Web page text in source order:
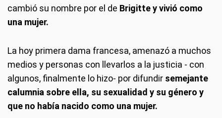
cambió su nombre por el de Brigitte y vivió como
una mujer.
La hoy primera dama francesa, amenazó a muchos
medios y personas con llevarlos a la justicia - con
algunos, finalmente lo hizo- por difundir semejante
calumnia sobre ella, su sexualidad y su género y
que no había nacido como una mujer.